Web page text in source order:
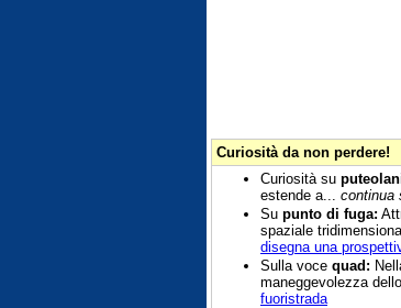
Curiosità da non perdere!
Curiosità su
estende a... continua
Su punto di fuga:
spaziale
disegna una
Sulla voce quad:
maneggevolezza
fuoristrada